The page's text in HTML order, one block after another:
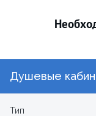
Душевые
Тип